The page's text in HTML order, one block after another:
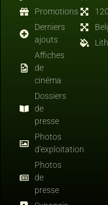
Promotions
Derniers
ajouts
Affiches
de
cinéma
Dossiers
de
presse
Photos
d'exploitation
Photos
de
presse